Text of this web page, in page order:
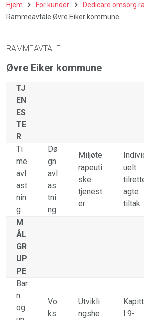
Hjem For kunder
Dedicare omsorg
Rammeavtale Øvre Eiker kommune
RAMMEAVTALE
Øvre Eiker kommune
TJ
EN
ES
TE
R
Ti
me
avl
ast
nin
g
Dø
gn
avl
as
tni
ng
Miljøte
rapeuti
ske
tjenest
er
uelt
agte
tiltak
M
ÅL
GR
UP
PE
Bar
n
og
Vo
ks
Utvikli
ngshe
l 9-